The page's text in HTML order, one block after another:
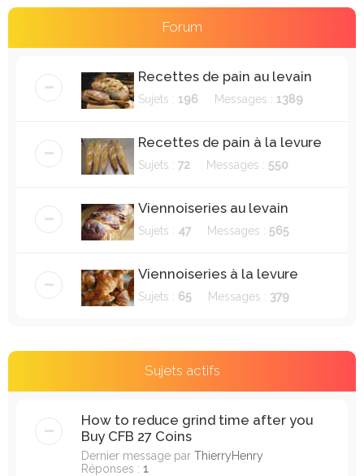
c
Forum
Recettes de pain au levain
Sujets : 196 Messages : 1389
Recettes de pain à la levure
Sujets : 72 Messages : 550
Viennoiseries au levain
Sujets : 47 Messages : 565
Viennoiseries à la levure
Sujets : 65 Messages : 379
Sujets actifs
How to reduce grind time after you
Buy CFB 27 Coins
Dernier message par ThierryHenry
Réponses : 1